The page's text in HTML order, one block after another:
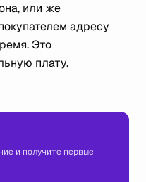
или же
адресу
Это
плату.
и получите первые